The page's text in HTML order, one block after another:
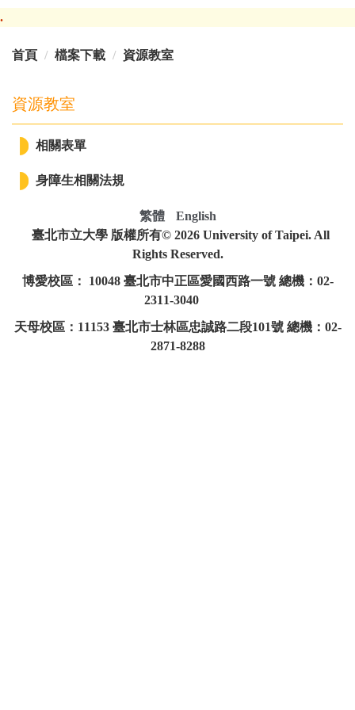
跳
到
主
容
區
.
首頁 檔案下載 資源教室
資源教室
相關表單
身障生相關法規
繁體
English
臺北市立大學 版權所有© 2026 University of Taipei. All
Rights Reserved.
博愛校區： 10048 臺北市中正區愛國西路一號 總機：02-
2311-3040
天母校區：11153 臺北市士林區忠誠路二段101號 總機：02-
2871-8288